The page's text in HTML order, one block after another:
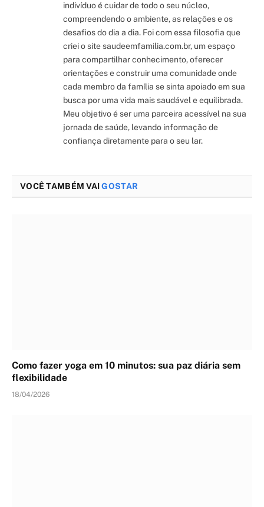
indivíduo é cuidar de todo o seu núcleo,
compreendendo o ambiente, as relações e os
desafios do dia a dia. Foi com essa filosofia que
criei o site saudeemfamilia.com.br, um espaço
para compartilhar conhecimento, oferecer
orientações e construir uma comunidade onde
cada membro da família se sinta apoiado em sua
busca por uma vida mais saudável e equilibrada.
Meu objetivo é ser uma parceira acessível na sua
jornada de saúde, levando informação de
confiança diretamente para o seu lar.
VOCÊ TAMBÉM VAIGOSTAR
Como fazer yoga em 10 minutos: sua paz diária sem
flexibilidade
18/04/2026